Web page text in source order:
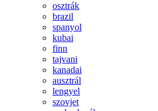
osztrák
brazil
spanyol
kubai
finn
tajvani
kanadai
ausztrál
lengyel
szovjet